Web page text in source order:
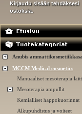
Kirjaudu sisään tehdäksesi
ostoksia.
Anubis
MCCM Medical cosmetics
Manuaaliset mesoterapia
Mesoterapia ampullit
Kemialliset happokuorinnat
Alkupuhdistus ja voiteet